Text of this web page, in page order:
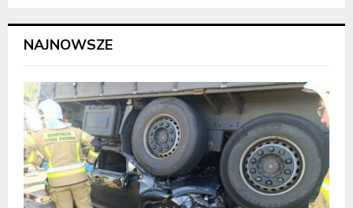
NAJNOWSZE